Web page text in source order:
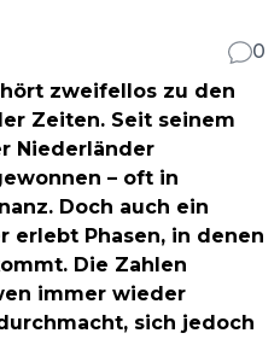
0
zweifellos zu den
Zeiten. Seit seinem
Niederländer
– oft in
Doch auch ein
erlebt Phasen, in denen
Die Zahlen
immer wieder
sich jedoch